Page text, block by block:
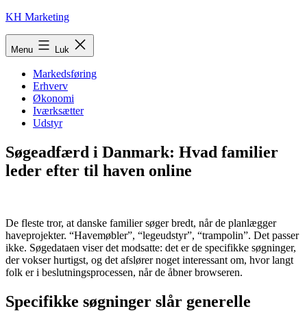
Fortsæt
KH Marketing
Menu Luk
Markedsføring
Erhverv
Økonomi
Iværksætter
Udstyr
Søgeadfærd i Danmark: Hvad familier
leder efter til haven online
De fleste tror, at danske familier søger bredt, når de planlægger
haveprojekter. “Havemøbler”, “legeudstyr”, “trampolin”. Det passer
ikke. Søgedataen viser det modsatte: det er de specifikke søgninger,
der vokser hurtigst, og det afslører noget interessant om, hvor langt
folk er i beslutningsprocessen, når de åbner browseren.
Specifikke søgninger slår generelle